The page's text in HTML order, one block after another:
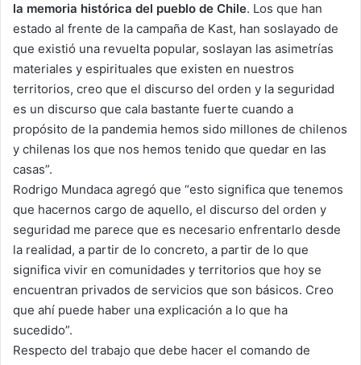
la memoria histórica del pueblo de Chile. Los que han
estado al frente de la campaña de Kast, han soslayado de
que existió una revuelta popular, soslayan las asimetrías
materiales y espirituales que existen en nuestros
territorios, creo que el discurso del orden y la seguridad
es un discurso que cala bastante fuerte cuando a
propósito de la pandemia hemos sido millones de chilenos
y chilenas los que nos hemos tenido que quedar en las
casas”.
Rodrigo Mundaca agregó que “esto significa que tenemos
que hacernos cargo de aquello, el discurso del orden y
seguridad me parece que es necesario enfrentarlo desde
la realidad, a partir de lo concreto, a partir de lo que
significa vivir en comunidades y territorios que hoy se
encuentran privados de servicios que son básicos. Creo
que ahí puede haber una explicación a lo que ha
sucedido”.
Respecto del trabajo que debe hacer el comando de